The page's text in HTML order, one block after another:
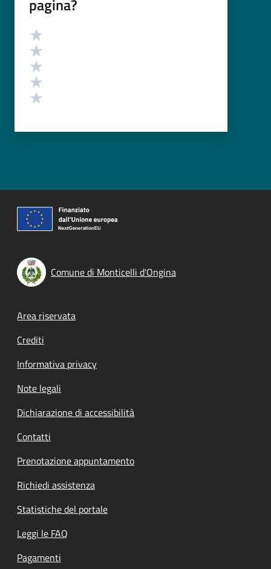
pagina?
Valutazione
Comune di Monticelli d'Ongina
Footer menu
Area riservata
Crediti
Informativa privacy
Note legali
Dichiarazione di accessibilità
Contatti
Prenotazione appuntamento
Richiedi assistenza
Statistiche del portale
Leggi le FAQ
Pagamenti